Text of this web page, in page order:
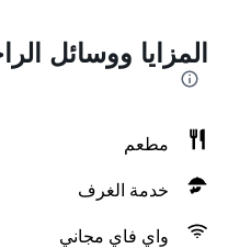
المزايا ووسائل
مطعم
خدمة الغرف
واي فاي مجاني